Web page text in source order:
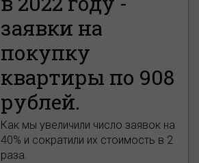
заявки на
покупку
квартиры по 908
рублей.
Как мы увеличили число заявок на
40% и сократили их стоимость в 2
раза.